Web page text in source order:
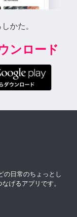
かた。
ンロード
の日常のちょっとし
げるアプリです。